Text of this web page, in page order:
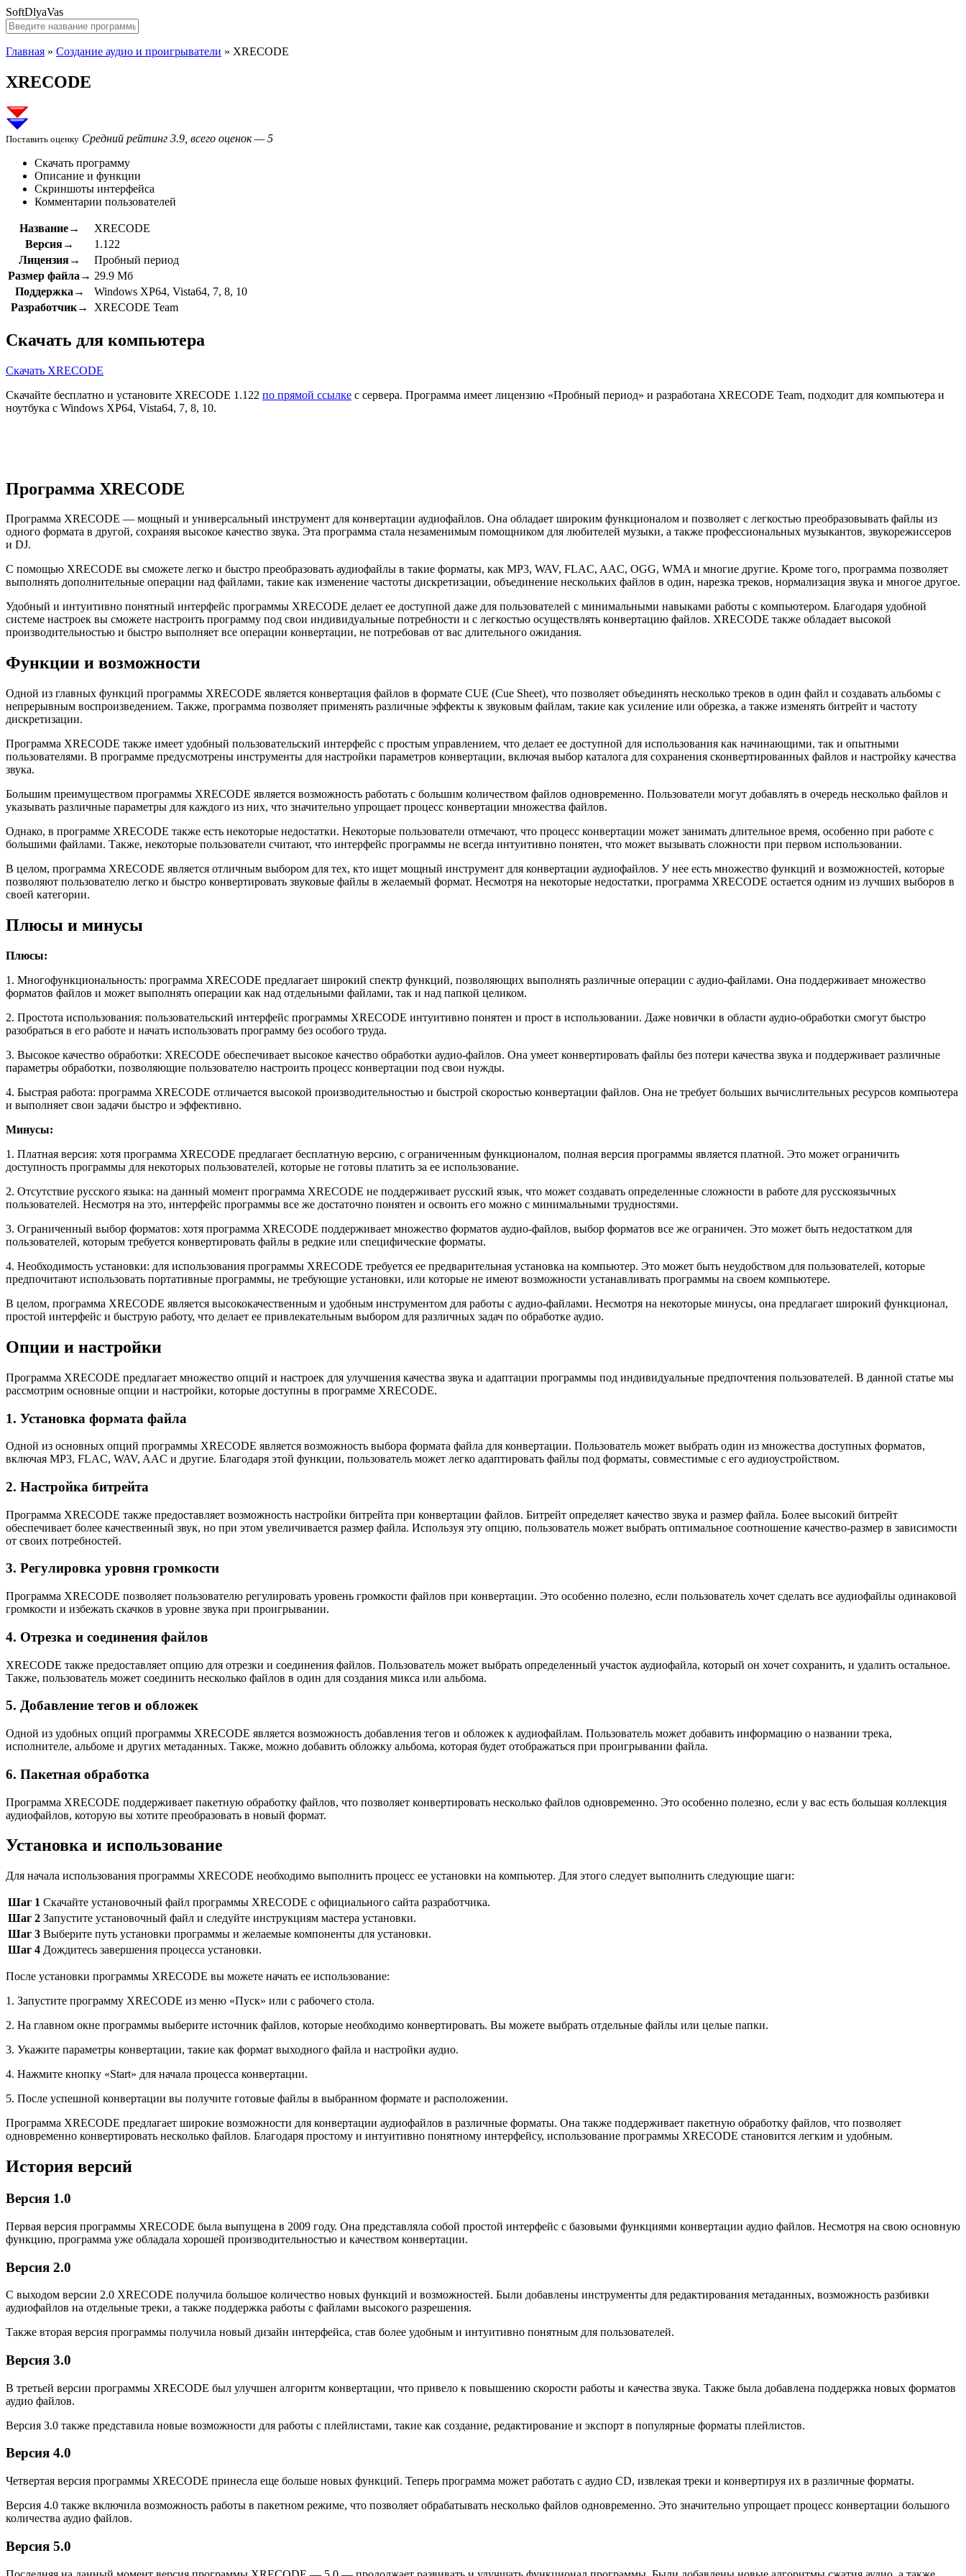
SoftDlyaVas
Главная » Создание аудио и проигрыватели » XRECODE
XRECODE
Поставить оценку Средний рейтинг 3.9, всего оценок — 5
Скачать программу
Описание и функции
Скриншоты интерфейса
Комментарии пользователей
Название→
XRECODE
Версия→
1.122
Лицензия→
Пробный период
Размер файла→ 29.9 Мб
Поддержка→
Windows XP64, Vista64, 7, 8, 10
Разработчик→
XRECODE Team
Скачать для компьютера
Скачать XRECODE
Скачайте бесплатно и установите XRECODE 1.122 по прямой ссылке с сервера. Программа имеет лицензию «Пробный период» и разработана XRECODE Team, подходит для компьютера и
ноутбука с Windows XP64, Vista64, 7, 8, 10.
Программа XRECODE
Программа XRECODE — мощный и универсальный инструмент для конвертации аудиофайлов. Она обладает широким функционалом и позволяет с легкостью преобразовывать файлы из
одного формата в другой, сохраняя высокое качество звука. Эта программа стала незаменимым помощником для любителей музыки, а также профессиональных музыкантов, звукорежиссеров
и DJ.
С помощью XRECODE вы сможете легко и быстро преобразовать аудиофайлы в такие форматы, как MP3, WAV, FLAC, AAC, OGG, WMA и многие другие. Кроме того, программа позволяет
выполнять дополнительные операции над файлами, такие как изменение частоты дискретизации, объединение нескольких файлов в один, нарезка треков, нормализация звука и многое другое.
Удобный и интуитивно понятный интерфейс программы XRECODE делает ее доступной даже для пользователей с минимальными навыками работы с компьютером. Благодаря удобной
системе настроек вы сможете настроить программу под свои индивидуальные потребности и с легкостью осуществлять конвертацию файлов. XRECODE также обладает высокой
производительностью и быстро выполняет все операции конвертации, не потребовав от вас длительного ожидания.
Функции и возможности
Одной из главных функций программы XRECODE является конвертация файлов в формате CUE (Cue Sheet), что позволяет объединять несколько треков в один файл и создавать альбомы с
непрерывным воспроизведением. Также, программа позволяет применять различные эффекты к звуковым файлам, такие как усиление или обрезка, а также изменять битрейт и частоту
дискретизации.
Программа XRECODE также имеет удобный пользовательский интерфейс с простым управлением, что делает ее доступной для использования как начинающими, так и опытными
пользователями. В программе предусмотрены инструменты для настройки параметров конвертации, включая выбор каталога для сохранения сконвертированных файлов и настройку качества
звука.
Большим преимуществом программы XRECODE является возможность работать с большим количеством файлов одновременно. Пользователи могут добавлять в очередь несколько файлов и
указывать различные параметры для каждого из них, что значительно упрощает процесс конвертации множества файлов.
Однако, в программе XRECODE также есть некоторые недостатки. Некоторые пользователи отмечают, что процесс конвертации может занимать длительное время, особенно при работе с
большими файлами. Также, некоторые пользователи считают, что интерфейс программы не всегда интуитивно понятен, что может вызывать сложности при первом использовании.
В целом, программа XRECODE является отличным выбором для тех, кто ищет мощный инструмент для конвертации аудиофайлов. У нее есть множество функций и возможностей, которые
позволяют пользователю легко и быстро конвертировать звуковые файлы в желаемый формат. Несмотря на некоторые недостатки, программа XRECODE остается одним из лучших выборов в
своей категории.
Плюсы и минусы
Плюсы:
1. Многофункциональность: программа XRECODE предлагает широкий спектр функций, позволяющих выполнять различные операции с аудио-файлами. Она поддерживает множество
форматов файлов и может выполнять операции как над отдельными файлами, так и над папкой целиком.
2. Простота использования: пользовательский интерфейс программы XRECODE интуитивно понятен и прост в использовании. Даже новички в области аудио-обработки смогут быстро
разобраться в его работе и начать использовать программу без особого труда.
3. Высокое качество обработки: XRECODE обеспечивает высокое качество обработки аудио-файлов. Она умеет конвертировать файлы без потери качества звука и поддерживает различные
параметры обработки, позволяющие пользователю настроить процесс конвертации под свои нужды.
4. Быстрая работа: программа XRECODE отличается высокой производительностью и быстрой скоростью конвертации файлов. Она не требует больших вычислительных ресурсов компьютера
и выполняет свои задачи быстро и эффективно.
Минусы:
1. Платная версия: хотя программа XRECODE предлагает бесплатную версию, с ограниченным функционалом, полная версия программы является платной. Это может ограничить
доступность программы для некоторых пользователей, которые не готовы платить за ее использование.
2. Отсутствие русского языка: на данный момент программа XRECODE не поддерживает русский язык, что может создавать определенные сложности в работе для русскоязычных
пользователей. Несмотря на это, интерфейс программы все же достаточно понятен и освоить его можно с минимальными трудностями.
3. Ограниченный выбор форматов: хотя программа XRECODE поддерживает множество форматов аудио-файлов, выбор форматов все же ограничен. Это может быть недостатком для
пользователей, которым требуется конвертировать файлы в редкие или специфические форматы.
4. Необходимость установки: для использования программы XRECODE требуется ее предварительная установка на компьютер. Это может быть неудобством для пользователей, которые
предпочитают использовать портативные программы, не требующие установки, или которые не имеют возможности устанавливать программы на своем компьютере.
В целом, программа XRECODE является высококачественным и удобным инструментом для работы с аудио-файлами. Несмотря на некоторые минусы, она предлагает широкий функционал,
простой интерфейс и быструю работу, что делает ее привлекательным выбором для различных задач по обработке аудио.
Опции и настройки
Программа XRECODE предлагает множество опций и настроек для улучшения качества звука и адаптации программы под индивидуальные предпочтения пользователей. В данной статье мы
рассмотрим основные опции и настройки, которые доступны в программе XRECODE.
1. Установка формата файла
Одной из основных опций программы XRECODE является возможность выбора формата файла для конвертации. Пользователь может выбрать один из множества доступных форматов,
включая MP3, FLAC, WAV, AAC и другие. Благодаря этой функции, пользователь может легко адаптировать файлы под форматы, совместимые с его аудиоустройством.
2. Настройка битрейта
Программа XRECODE также предоставляет возможность настройки битрейта при конвертации файлов. Битрейт определяет качество звука и размер файла. Более высокий битрейт
обеспечивает более качественный звук, но при этом увеличивается размер файла. Используя эту опцию, пользователь может выбрать оптимальное соотношение качество-размер в зависимости
от своих потребностей.
3. Регулировка уровня громкости
Программа XRECODE позволяет пользователю регулировать уровень громкости файлов при конвертации. Это особенно полезно, если пользователь хочет сделать все аудиофайлы одинаковой
громкости и избежать скачков в уровне звука при проигрывании.
4. Отрезка и соединения файлов
XRECODE также предоставляет опцию для отрезки и соединения файлов. Пользователь может выбрать определенный участок аудиофайла, который он хочет сохранить, и удалить остальное.
Также, пользователь может соединить несколько файлов в один для создания микса или альбома.
5. Добавление тегов и обложек
Одной из удобных опций программы XRECODE является возможность добавления тегов и обложек к аудиофайлам. Пользователь может добавить информацию о названии трека,
исполнителе, альбоме и других метаданных. Также, можно добавить обложку альбома, которая будет отображаться при проигрывании файла.
6. Пакетная обработка
Программа XRECODE поддерживает пакетную обработку файлов, что позволяет конвертировать несколько файлов одновременно. Это особенно полезно, если у вас есть большая коллекция
аудиофайлов, которую вы хотите преобразовать в новый формат.
Установка и использование
Для начала использования программы XRECODE необходимо выполнить процесс ее установки на компьютер. Для этого следует выполнить следующие шаги:
Шаг 1 Скачайте установочный файл программы XRECODE с официального сайта разработчика.
Шаг 2 Запустите установочный файл и следуйте инструкциям мастера установки.
Шаг 3 Выберите путь установки программы и желаемые компоненты для установки.
Шаг 4 Дождитесь завершения процесса установки.
После установки программы XRECODE вы можете начать ее использование:
1. Запустите программу XRECODE из меню «Пуск» или с рабочего стола.
2. На главном окне программы выберите источник файлов, которые необходимо конвертировать. Вы можете выбрать отдельные файлы или целые папки.
3. Укажите параметры конвертации, такие как формат выходного файла и настройки аудио.
4. Нажмите кнопку «Start» для начала процесса конвертации.
5. После успешной конвертации вы получите готовые файлы в выбранном формате и расположении.
Программа XRECODE предлагает широкие возможности для конвертации аудиофайлов в различные форматы. Она также поддерживает пакетную обработку файлов, что позволяет
одновременно конвертировать несколько файлов. Благодаря простому и интуитивно понятному интерфейсу, использование программы XRECODE становится легким и удобным.
История версий
Версия 1.0
Первая версия программы XRECODE была выпущена в 2009 году. Она представляла собой простой интерфейс с базовыми функциями конвертации аудио файлов. Несмотря на свою основную
функцию, программа уже обладала хорошей производительностью и качеством конвертации.
Версия 2.0
С выходом версии 2.0 XRECODE получила большое количество новых функций и возможностей. Были добавлены инструменты для редактирования метаданных, возможность разбивки
аудиофайлов на отдельные треки, а также поддержка работы с файлами высокого разрешения.
Также вторая версия программы получила новый дизайн интерфейса, став более удобным и интуитивно понятным для пользователей.
Версия 3.0
В третьей версии программы XRECODE был улучшен алгоритм конвертации, что привело к повышению скорости работы и качества звука. Также была добавлена поддержка новых форматов
аудио файлов.
Версия 3.0 также представила новые возможности для работы с плейлистами, такие как создание, редактирование и экспорт в популярные форматы плейлистов.
Версия 4.0
Четвертая версия программы XRECODE принесла еще больше новых функций. Теперь программа может работать с аудио CD, извлекая треки и конвертируя их в различные форматы.
Версия 4.0 также включила возможность работы в пакетном режиме, что позволяет обрабатывать несколько файлов одновременно. Это значительно упрощает процесс конвертации большого
количества аудио файлов.
Версия 5.0